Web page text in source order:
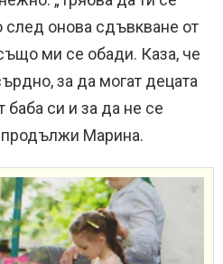
след онова сдъвкване от
ми се обади. Каза, че
за да могат децата
си и за да не се
продължи Марина.